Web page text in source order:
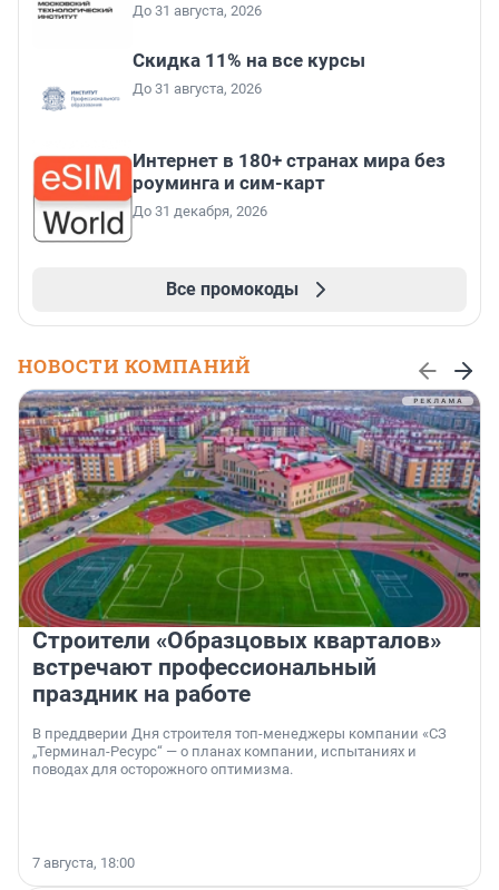
До 31 августа, 2026
Скидка 11% на все курсы
До 31 августа, 2026
Интернет в 180+ странах мира без
роуминга и сим-карт
До 31 декабря, 2026
Все промокоды
НОВОСТИ КОМПАНИЙ
Строители «Образцовых кварталов»
встречают профессиональный
праздник на работе
В преддверии Дня строителя топ-менеджеры компании «СЗ
„Терминал-Ресурс“ — о планах компании, испытаниях и
поводах для осторожного оптимизма.
7 августа, 18:00